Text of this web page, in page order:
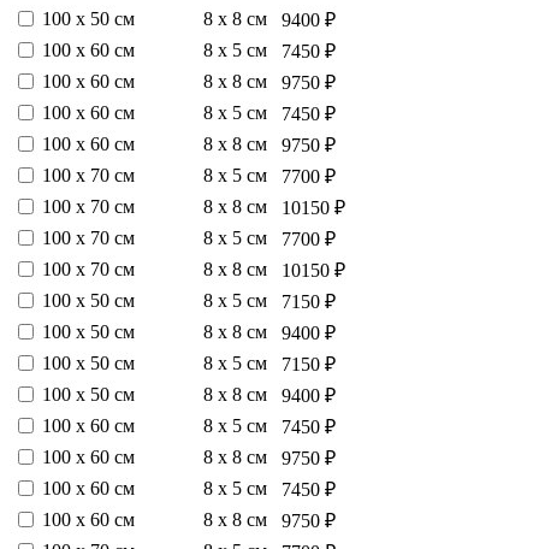
100 х 50 см
8 х 8 см
9400 ₽
100 х 60 см
8 х 5 см
7450 ₽
100 х 60 см
8 х 8 см
9750 ₽
100 х 60 см
8 х 5 см
7450 ₽
100 х 60 см
8 х 8 см
9750 ₽
100 х 70 см
8 х 5 см
7700 ₽
100 х 70 см
8 х 8 см
10150 ₽
100 х 70 см
8 х 5 см
7700 ₽
100 х 70 см
8 х 8 см
10150 ₽
100 х 50 см
8 х 5 см
7150 ₽
100 х 50 см
8 х 8 см
9400 ₽
100 х 50 см
8 х 5 см
7150 ₽
100 х 50 см
8 х 8 см
9400 ₽
100 х 60 см
8 х 5 см
7450 ₽
100 х 60 см
8 х 8 см
9750 ₽
100 х 60 см
8 х 5 см
7450 ₽
100 х 60 см
8 х 8 см
9750 ₽